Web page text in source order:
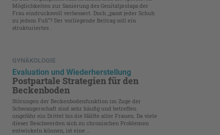
Möglichkeiten zur Sanierung des Genitalprolaps der
Frau eindrucksvoll verbessert. Doch „passt jeder Schuh
zu jedem Fuß“? Der vorliegende Beitrag soll ein
strukturiertes .
GYNÄKOLOGIE
Evaluation und Wiederherstellung
Postpartale Strategien für den
Beckenboden
Störungen der Beckenbodenfunktion im Zuge der
Schwangerschaft sind sehr häufig und betreffen
ungefähr ein Drittel bis die Hälfte aller Frauen. Da viele
dieser Beschwerden sich zu chronischen Problemen
entwickeln können, ist eine ...